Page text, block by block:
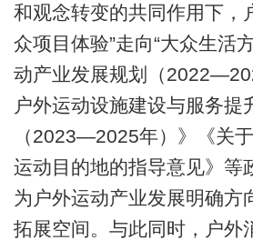
和观念转变的共同作用下，
众项目体验”走向“大众生活
动产业发展规划（
户外运动设施建设与服务提
（2023—2025年）》《关
运动目的地的指导意见》等
为户外运动产业发展明确方
拓展空间。与此同时，户外